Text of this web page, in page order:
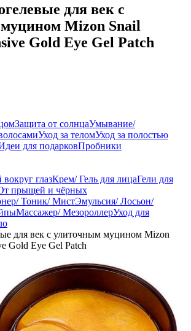
для век с
Mizon Snail
Gold Eye Gel Patch
Защита от солнцаУмывание/
Уход за теломУход за полостью
для подарковПробники
глазКрем/ Гель для лицаГели для
прыщей и чёрных
Тоник/ МистЭмульсия/ Лосьон/
Массажер/ МезороллерУход для
для век с улиточным муцином Mizon
Gold Eye Gel Patch